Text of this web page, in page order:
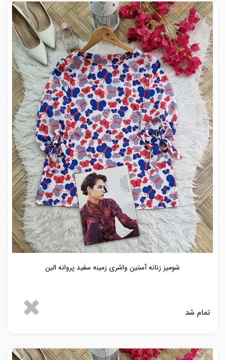
شومیز زنانه آستین واشری زمینه سفید پروانه الین
تمام شد